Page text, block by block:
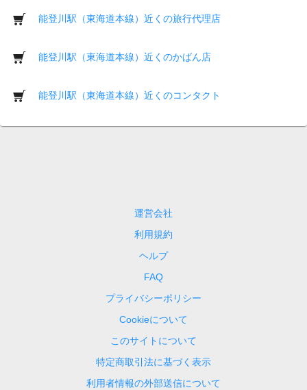
能登川駅（東海道本線）近くの旅行代理店
能登川駅（東海道本線）近くのかばん店
能登川駅（東海道本線）近くのコンタクト
運営会社
利用規約
ヘルプ
FAQ
プライバシーポリシー
Cookieについて
このサイトについて
特定商取引法に基づく表示
利用者情報の外部送信について